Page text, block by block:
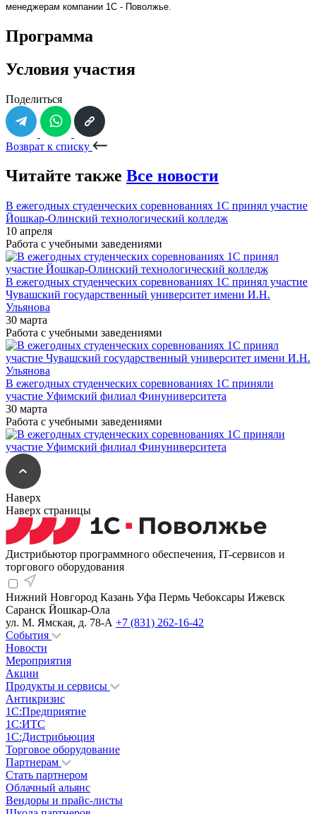
менеджерам компании 1С - Поволжье.
Программа
Условия участия
Поделиться
Возврат к списку
Читайте также Все новости
В ежегодных студенческих соревнованиях 1С принял участие
Йошкар-Олинский технологический колледж
10 апреля
Работа с учебными заведениями
В ежегодных студенческих соревнованиях 1С принял участие
Чувашский государственный университет имени И.Н.
Ульянова
30 марта
Работа с учебными заведениями
В ежегодных студенческих соревнованиях 1С приняли
участие Уфимский филиал Финуниверситета
30 марта
Работа с учебными заведениями
Наверх
Наверх страницы
Дистрибьютор программного обеспечения, IT-сервисов и
торгового оборудования
Нижний Новгород Казань Уфа Пермь Чебоксары Ижевск
Саранск Йошкар-Ола
ул. М. Ямская, д. 78-А +7 (831) 262-16-42
События
Новости
Мероприятия
Акции
Продукты и сервисы
Антикризис
1С:Предприятие
1С:ИТС
1С:Дистрибьюция
Торговое оборудование
Партнерам
Стать партнером
Облачный альянс
Вендоры и прайс-листы